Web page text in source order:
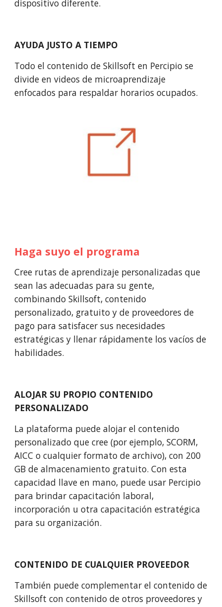
dispositivo diferente.
AYUDA JUSTO A TIEMPO
Todo el contenido de Skillsoft en Percipio se
divide en videos de microaprendizaje
enfocados para respaldar horarios ocupados.
Haga suyo el programa
Cree rutas de aprendizaje personalizadas que
sean las adecuadas para su gente,
combinando Skillsoft, contenido
personalizado, gratuito y de proveedores de
pago para satisfacer sus necesidades
estratégicas y llenar rápidamente los vacíos de
habilidades.
ALOJAR SU PROPIO CONTENIDO
PERSONALIZADO
La plataforma puede alojar el contenido
personalizado que cree (por ejemplo, SCORM,
AICC o cualquier formato de archivo), con 200
GB de almacenamiento gratuito. Con esta
capacidad llave en mano, puede usar Percipio
para brindar capacitación laboral,
incorporación u otra capacitación estratégica
para su organización.
CONTENIDO DE CUALQUIER PROVEEDOR
También puede complementar el contenido de
Skillsoft con contenido de otros proveedores y